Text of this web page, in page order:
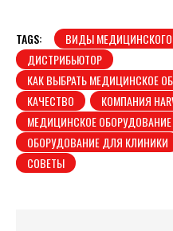
TAGS:
ВИДЫ
ДИСТРИБЬЮТОР
КАК ВЫБРАТЬ МЕДИЦИНСКОЕ
КАЧЕСТВО
КОМПАНИЯ
МЕДИЦИНСКОЕ ОБОРУДОВАНИЕ
ОБОРУДОВАНИЕ ДЛЯ КЛИНИКИ
СОВЕТЫ